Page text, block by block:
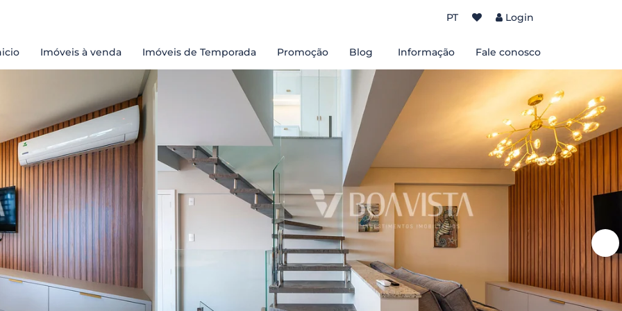
PT Login
Imóveis à venda Imóveis de Temporada Promoção Blog
Praias
Passeios
Restaurantes
Curiosidades de Bombinhas
Informação
Termos e Condições de Uso
Políticas de Privacidade
Fale conosco